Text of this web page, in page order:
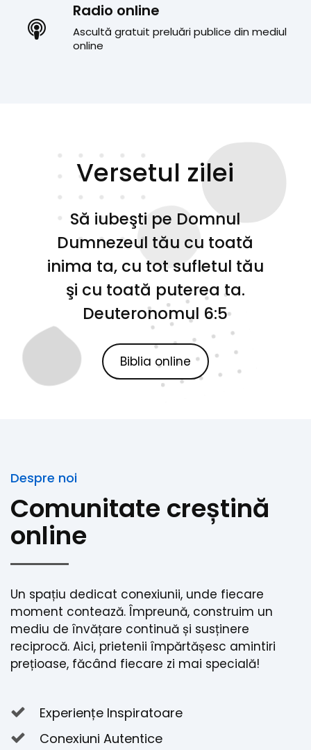
Radio online
Ascultă gratuit preluări publice din mediul
online
Versetul zilei
Să iubeşti pe Domnul
Dumnezeul tău cu toată
inima ta, cu tot sufletul tău
şi cu toată puterea ta.
Deuteronomul 6:5
Biblia online
Despre noi
Comunitate creștină
online
Un spațiu dedicat conexiunii, unde fiecare
moment contează. Împreună, construim un
mediu de învățare continuă și susținere
reciprocă. Aici, prietenii împărtășesc amintiri
prețioase, făcând fiecare zi mai specială!
Experiențe Inspiratoare
Conexiuni Autentice